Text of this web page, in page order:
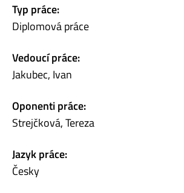
Typ práce:
Diplomová práce
Vedoucí práce:
Jakubec, Ivan
Oponenti práce:
Strejčková, Tereza
Jazyk práce:
Česky